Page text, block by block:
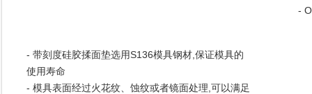
-
- 带刻度硅胶揉面垫选用S136模具钢材,保证模具的
使用寿命
- 模具表面经过火花纹、蚀纹或者镜面处理,可以满足